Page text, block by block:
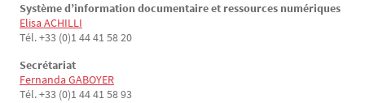
Système d’information documentaire et ressources numériques
Elisa ACHILLI
Tél. +33 (0)1 44 41 58 20
Secrétariat
Fernanda GABOYER
Tél. +33 (0)1 44 41 58 93